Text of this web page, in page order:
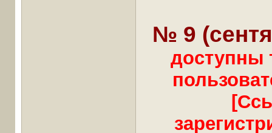
№ 9
доступны